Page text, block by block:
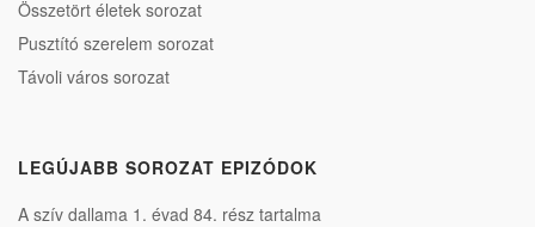
Összetört életek sorozat
Pusztító szerelem sorozat
Távoli város sorozat
LEGÚJABB SOROZAT EPIZÓDOK
A szív dallama 1. évad 84. rész tartalma